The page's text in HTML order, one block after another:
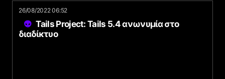
26/08/2022 06:52
Tails Project: Tails 5.4 ανωνυμία στο
διαδίκτυο